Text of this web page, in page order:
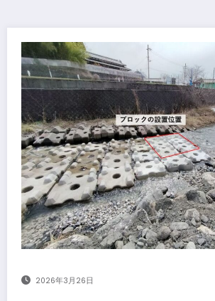
2026年3月26日